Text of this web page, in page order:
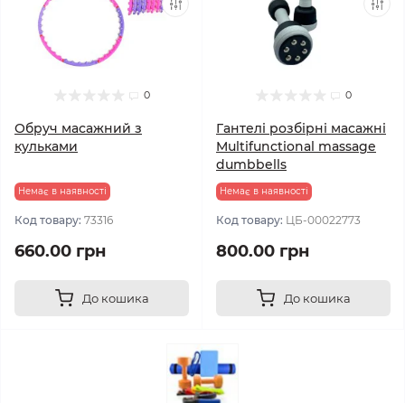
0
Обруч масажний з
кульками
Немає в наявності
Код товару: 73316
660.00 грн
До кошика
0
Гантелі розбірні масажні
Multifunctional massage
dumbbells
Немає в наявності
Код товару: ЦБ-00022773
800.00 грн
До кошика